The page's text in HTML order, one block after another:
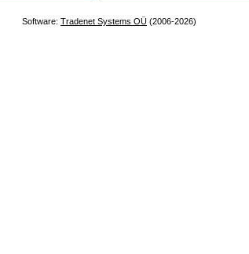
Software: Tradenet Systems OÜ (2006-2026)